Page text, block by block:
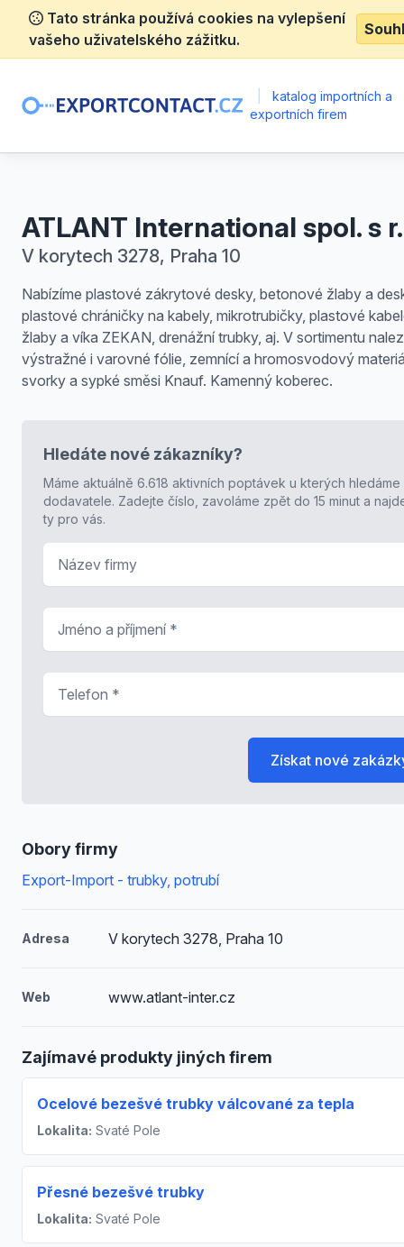
Tato stránka používá cookies na vylepšení
vašeho uživatelského zážitku.
katalog importních a
exportních firem
ATLANT International spol. s
V korytech 3278, Praha 10
Nabízíme plastové zákrytové desky, betonové žlaby a
plastové chráničky na kabely, mikrotrubičky, plastové
žlaby a víka ZEKAN, drenážní trubky, aj. V sortimentu
výstražné i varovné fólie, zemnící a hromosvodový
svorky a sypké směsi Knauf. Kamenný koberec.
Obory firmy
Export-Import - trubky, potrubí
Adresa V korytech 3278, Praha 10
Web www.atlant-inter.cz
Zajímavé produkty jiných firem
Ocelové bezešvé trubky válcované za tepla
Lokalita: Svaté Pole
Přesné bezešvé trubky
Lokalita: Svaté Pole
Hledáte nové zákazníky?
Máme aktuálně 6.618 aktivních poptávek u kterých hledáme
dodavatele. Zadejte číslo, zavoláme zpět do 15 minut a
ty pro vás.
Získat nové